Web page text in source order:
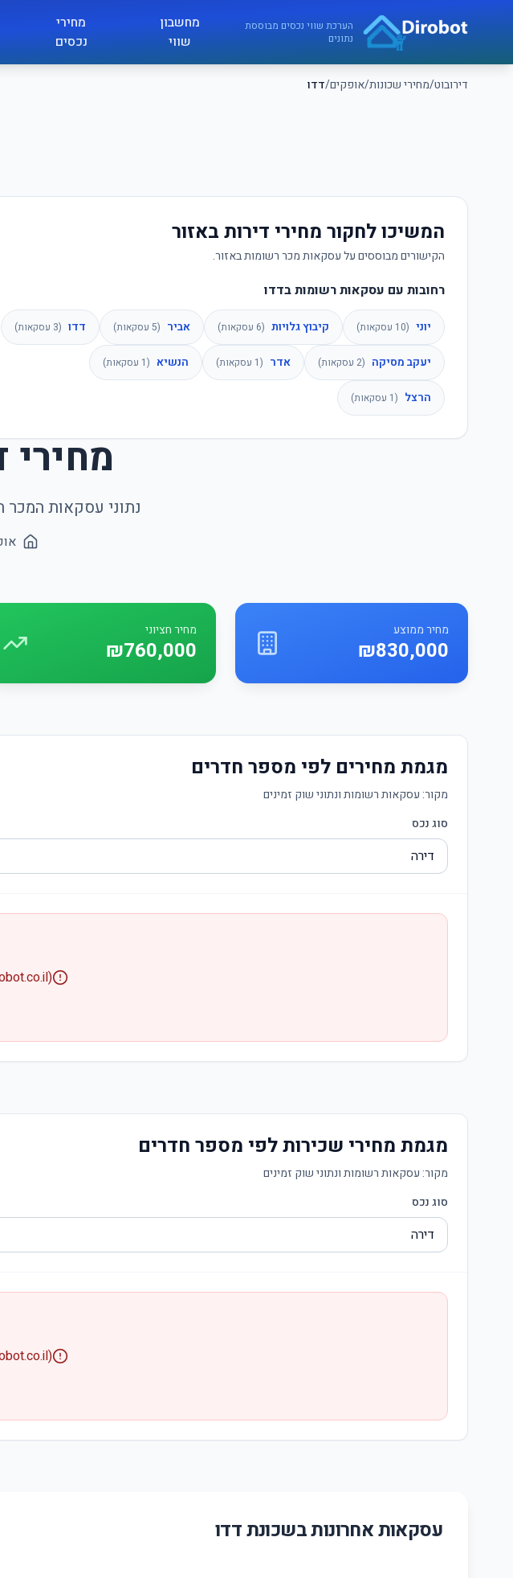
דירובוט/מחירי שכונות/אופקים/דדו
דירובוט
הערכת שווי נכסים מבוססת
נתונים
מחשבון
שווי
מחירי
נכסים
המשיכו לחקור מחירי דירות באזור
הקישורים מבוססים על עסקאות מכר רשומות באזור.
רחובות עם עסקאות רשומות בדדו
יוני (
10 עסקאות) קיבוץ גלויות (
6 עסקאות) אביר (
5 עסקאות) דדו (
3 עסקאות)
יעקב מסיקה (
2 עסקאות) אדר (
1 עסקאות) הנשיא (
1 עסקאות)
הרצל (
1 עסקאות)
מחירי
נתוני עסקאות המכר
מחיר ממוצע
₪830,000
מחיר חציוני
₪760,000
מגמת מחירים לפי מספר חדרים
מקור: עסקאות רשומות ונתוני שוק זמינים
סוג נכס
מגמת מחירי שכירות לפי מספר חדרים
מקור: עסקאות רשומות ונתוני שוק זמינים
סוג נכס
עסקאות אחרונות בשכונתדדו